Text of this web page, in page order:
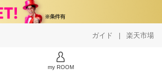
ガイド | 楽天市場
my ROOM